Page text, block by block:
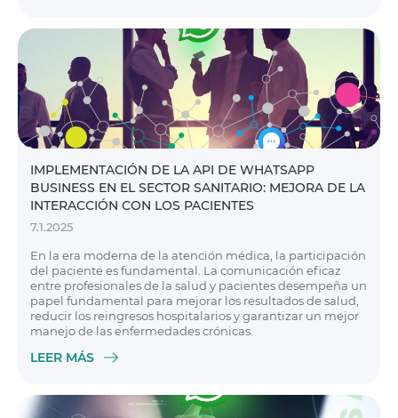
IMPLEMENTACIÓN DE LA API DE WHATSAPP
BUSINESS EN EL SECTOR SANITARIO: MEJORA DE LA
INTERACCIÓN CON LOS PACIENTES
7.1.2025
En la era moderna de la atención médica, la participación
del paciente es fundamental. La comunicación eficaz
entre profesionales de la salud y pacientes desempeña un
papel fundamental para mejorar los resultados de salud,
reducir los reingresos hospitalarios y garantizar un mejor
manejo de las enfermedades crónicas.
LEER MÁS